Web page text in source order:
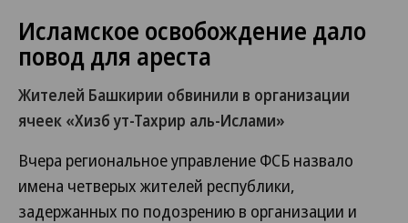
Исламское освобождение дало
повод для ареста
Жителей Башкирии обвинили в организации
ячеек «Хизб ут-Тахрир аль-Ислами»
Вчера региональное управление ФСБ назвало
имена четверых жителей республики,
задержанных по подозрению в организации и